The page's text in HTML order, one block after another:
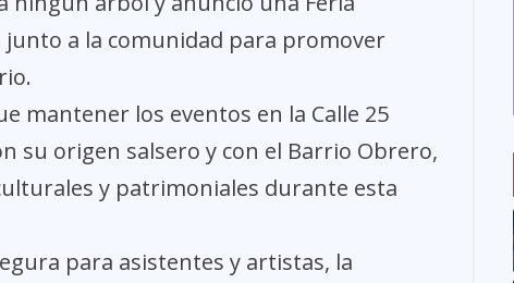
junto a la comunidad para promover
mantener los eventos en la Calle 25
su origen salsero y con el Barrio Obrero,
y patrimoniales durante esta
para asistentes y artistas, la